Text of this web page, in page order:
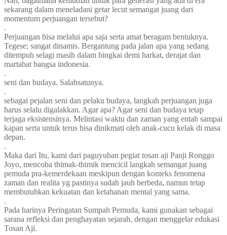
sekarang dalam meneladani getar lecut semangat juang dari
momentum perjuangan tersebut?
.
Perjuangan bisa melalui apa saja serta amat beragam bentuknya.
Tegese; sangat dinamis. Bergantung pada jalan apa yang sedang
ditempuh selagi masih dalam bingkai demi harkat, derajat dan
martabat bangsa indonesia.
.
seni dan budaya. Salahsatunya.
.
sebagai pejalan seni dan pelaku budaya, langkah perjuangan juga
harus selalu digalakkan. Agar apa? Agar seni dan budaya tetap
terjaga eksistensinya. Melintasi waktu dan zaman yang entah sampai
kapan serta untuk terus bisa dinikmati oleh anak-cucu kelak di masa
depan.
.
Maka dari Itu, kami dari paguyuban pegiat tosan aji Panji Ronggo
Joyo, mencoba thimak-thimik mencicil langkah semangat juang
pemuda pra-kemerdekaan meskipun dengan konteks fenomena
zaman dan realita yg pastinya sudah jauh berbeda, namun tetap
membutuhkan kekuatan dan ketahanan mental yang sama.
.
Pada harinya Peringatan Sumpah Pemuda, kami gunakan sebagai
sarana refleksi dan penghayatan sejarah, dengan menggelar edukasi
Tosan Aji.